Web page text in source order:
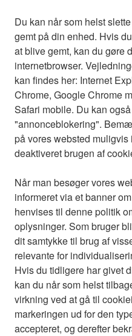
Du kan når som helst
gemt på din enhed. Hvis
at blive gemt, kan du gøre
internetbrowser.
kan findes her: Internet
Chrome, Google Chrome
Safari mobile. Du kan
"annonceblokering".
på vores websted
deaktiveret brugen af
Når man besøger vores
informeret via et banner
henvises til denne politik
oplysninger. Som bruger
dit samtykke til brug af
relevante for
Hvis du tidligere har givet
kan du når som helst
virkning ved at gå til
markeringen ud for den
accepteret, og derefter